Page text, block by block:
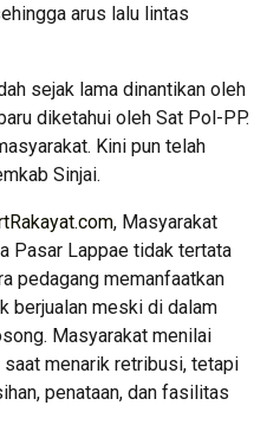
arus lalu lintas
sejak lama dinantikan oleh
diketahui oleh Sat Pol-PP.
Kini pun telah
Sinjai.
, Masyarakat
Pasar Lappae tidak tertata
pedagang memanfaatkan
berjualan meski di dalam
Masyarakat menilai
menarik retribusi, tetapi
penataan, dan fasilitas